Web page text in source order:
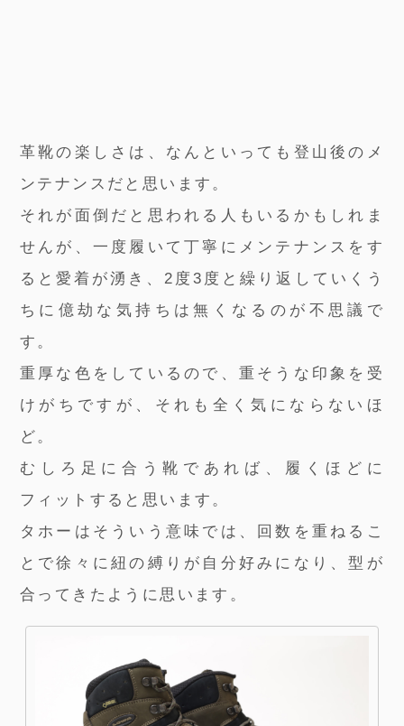
革靴の楽しさは、なんといっても登山後のメ
ンテナンスだと思います。
それが面倒だと思われる人もいるかもしれま
せんが、一度履いて丁寧にメンテナンスをす
ると愛着が湧き、2度3度と繰り返していくう
ちに億劫な気持ちは無くなるのが不思議で
す。
重厚な色をしているので、重そうな印象を受
けがちですが、それも全く気にならないほ
ど。
むしろ足に合う靴であれば、履くほどに
フィットすると思います。
タホーはそういう意味では、回数を重ねるこ
とで徐々に紐の縛りが自分好みになり、型が
合ってきたように思います。